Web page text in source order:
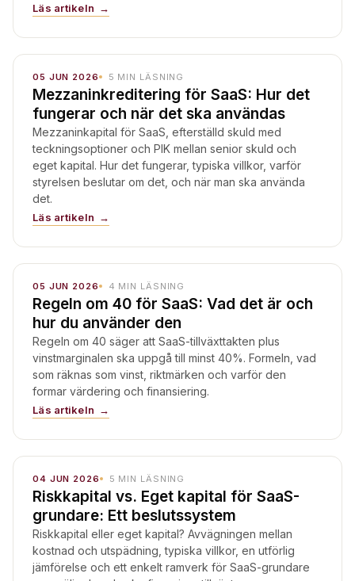
Läs artikeln
05 JUN 2026 5 MIN LÄSNING
Mezzaninkreditering för SaaS: Hur det
fungerar och när det ska användas
Mezzaninkapital för SaaS, efterställd skuld med
teckningsoptioner och PIK mellan senior skuld och
eget kapital. Hur det fungerar, typiska villkor, varför
styrelsen beslutar om det, och när man ska använda
det.
Läs artikeln
05 JUN 2026 4 MIN LÄSNING
Regeln om 40 för SaaS: Vad det är och
hur du använder den
Regeln om 40 säger att SaaS-tillväxttakten plus
vinstmarginalen ska uppgå till minst 40%. Formeln, vad
som räknas som vinst, riktmärken och varför den
formar värdering och finansiering.
Läs artikeln
04 JUN 2026 5 MIN LÄSNING
Riskkapital vs. Eget kapital för SaaS-
grundare: Ett beslutssystem
Riskkapital eller eget kapital? Avvägningen mellan
kostnad och utspädning, typiska villkor, en utförlig
jämförelse och ett enkelt ramverk för SaaS-grundare